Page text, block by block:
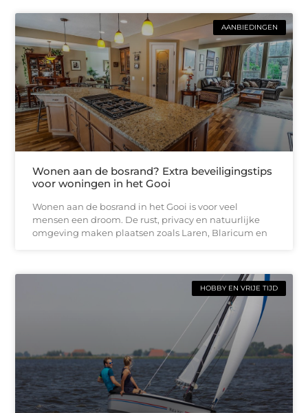
AANBIEDINGEN
Wonen aan de bosrand? Extra beveiligingstips
voor woningen in het Gooi
Wonen aan de bosrand in het Gooi is voor veel
mensen een droom. De rust, privacy en natuurlijke
omgeving maken plaatsen zoals Laren, Blaricum en
HOBBY EN VRIJE TIJD